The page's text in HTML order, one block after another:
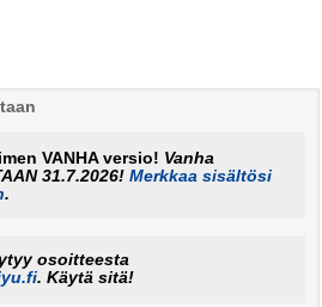
VANHA versio! Vanha
31.7.2026!Merkkaa sisältösi
.
osoitteesta
. Käytä sitä!